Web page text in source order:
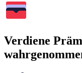
Verdiene